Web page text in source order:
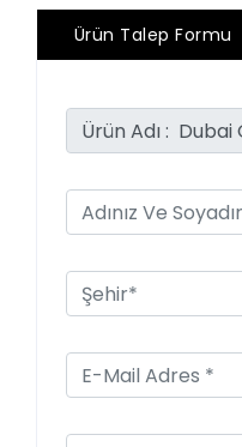
Ürün Talep Formu